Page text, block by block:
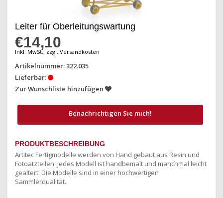
Leiter für Oberleitungswartung
€14,10
Inkl. MwSt., zzgl. Versandkosten
Artikelnummer: 322.035
Lieferbar:
Zur Wunschliste hinzufügen
Benachrichtigen Sie mich!
PRODUKTBESCHREIBUNG
Artitec Fertigmodelle werden von Hand gebaut aus Resin und
Fotoätzteilen. Jedes Modell ist handbemalt und manchmal leicht
gealtert. Die Modelle sind in einer hochwertigen
Sammlerqualität.